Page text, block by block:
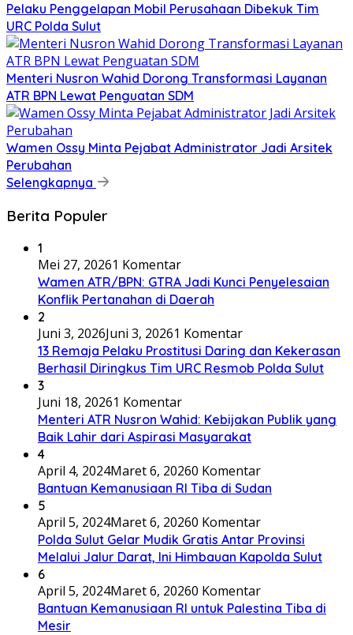
​Pelaku Penggelapan Mobil Perusahaan Dibekuk Tim
URC Polda Sulut
​Menteri Nusron Wahid Dorong Transformasi Layanan
ATR BPN Lewat Penguatan SDM
Wamen Ossy Minta Pejabat Administrator Jadi Arsitek
Perubahan
Selengkapnya
Berita Populer
1
Mei 27, 20261 Komentar
Wamen ATR/BPN: GTRA Jadi Kunci Penyelesaian
Konflik Pertanahan di Daerah
2
Juni 3, 2026Juni 3, 20261 Komentar
13 Remaja Pelaku Prostitusi Daring dan Kekerasan
Berhasil Diringkus Tim URC Resmob Polda Sulut
3
Juni 18, 20261 Komentar
Menteri ATR Nusron Wahid: Kebijakan Publik yang
Baik Lahir dari Aspirasi Masyarakat
4
April 4, 2024Maret 6, 20260 Komentar
Bantuan Kemanusiaan RI Tiba di Sudan
5
April 5, 2024Maret 6, 20260 Komentar
Polda Sulut Gelar Mudik Gratis Antar Provinsi
Melalui Jalur Darat, Ini Himbauan Kapolda Sulut
6
April 5, 2024Maret 6, 20260 Komentar
Bantuan Kemanusiaan RI untuk Palestina Tiba di
Mesir